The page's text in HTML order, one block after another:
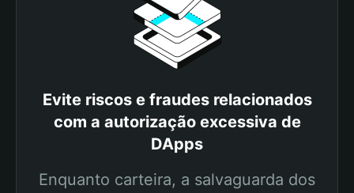
Evite riscos e fraudes relacionados
com a autorização excessiva de
DApps
Enquanto carteira, a salvaguarda dos